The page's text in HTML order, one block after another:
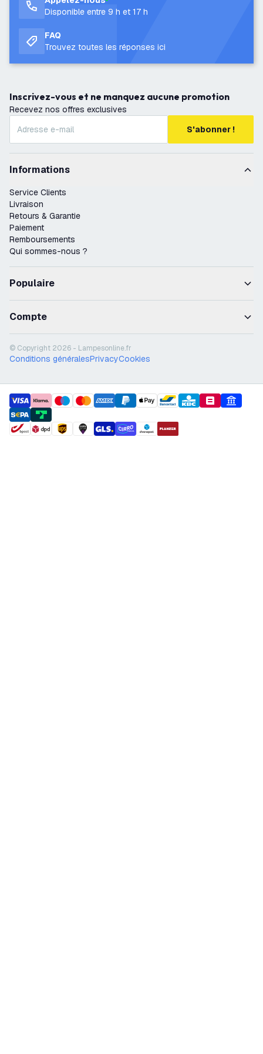
Disponible entre 9 h et 17 h
FAQ
Trouvez toutes les réponses ici
Inscrivez-vous et ne manquez aucune promotion
Recevez nos offres exclusives
S'abonner !
Informations
Service Clients
Livraison
Retours & Garantie
Paiement
Remboursements
Qui sommes-nous ?
Populaire
Compte
© Copyright 2026 - Lampesonline.fr
Conditions généralesPrivacyCookies
payment methods
shipment methods